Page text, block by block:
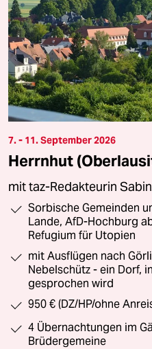
7. - 11. September 2026
Herrnhut
mit taz-Redakteurin
Sorbische Gemeinden
Lande, AfD-Hochburg
Refugium für Utopien
mit Ausflügen nach
Nebelschütz - ein Dorf,
gesprochen wird
950 € (DZ/HP/ohne
4 Übernachtungen im
Brüdergemeine